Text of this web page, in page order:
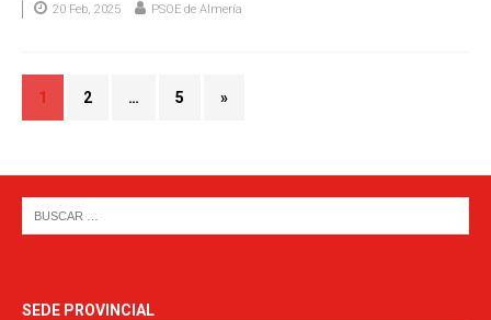
20 Feb, 2025 PSOE de Almería
1 2 … 5 »
SEDE PROVINCIAL